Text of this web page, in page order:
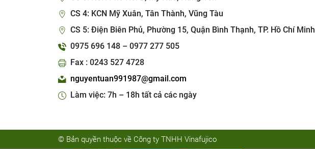
CS 4: KCN Mỹ Xuân, Tân Thành, Vũng Tàu
CS 5: Điện Biên Phủ, Phường 15, Quận Bình Thạnh, TP. Hồ Chí Minh
0975 696 148 – 0977 277 505
Fax : 0243 527 4728
nguyentuan991987@gmail.com
Làm việc: 7h – 18h tất cả các ngày
© Bản quyền thuộc về Công ty TNHH Vinafujico